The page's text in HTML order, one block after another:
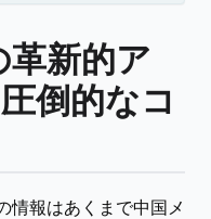
新的ア
倒的なコ
情報はあくまで中国メ